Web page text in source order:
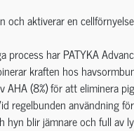
och aktiverar en
har PATYKA
kraften hos
(8%) för att eliminera
regelbunden användning
blir jämnare och full av